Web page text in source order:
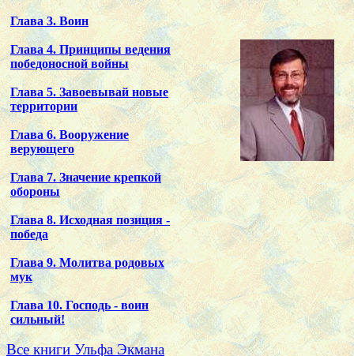
Глава 3. Воин
Глава 4. Принципы ведения
победоносной войны
Глава 5. Завоевывай новые
территории
Глава 6. Вооружение
верующего
Глава 7. Значение крепкой
обороны
Глава 8. Исходная позиция -
победа
Глава 9. Молитва родовых
мук
Глава 10. Господь - воин
сильный!
Все книги Ульфа Экмана